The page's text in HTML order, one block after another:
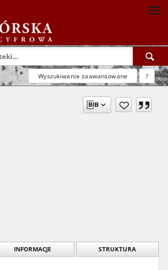
Wyszukiwanie zaawansowane ?
INFORMACJE STRUKTURA